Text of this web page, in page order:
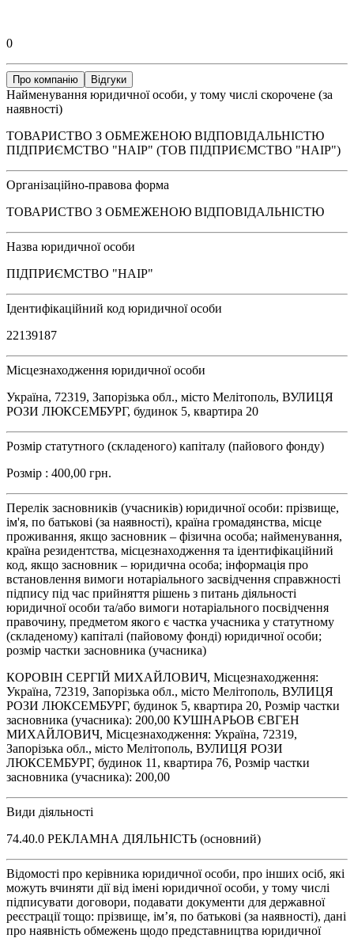
0
Про компанію Відгуки
Найменування юридичної особи, у тому числі скорочене (за
наявності)
ТОВАРИСТВО З ОБМЕЖЕНОЮ ВІДПОВІДАЛЬНІСТЮ
ПІДПРИЄМСТВО "НАІР" (ТОВ ПІДПРИЄМСТВО "НАІР")
Організаційно-правова форма
ТОВАРИСТВО З ОБМЕЖЕНОЮ ВІДПОВІДАЛЬНІСТЮ
Назва юридичної особи
ПІДПРИЄМСТВО "НАІР"
Ідентифікаційний код юридичної особи
22139187
Місцезнаходження юридичної особи
Україна, 72319, Запорізька обл., місто Мелітополь, ВУЛИЦЯ
РОЗИ ЛЮКСЕМБУРГ, будинок 5, квартира 20
Розмір статутного (складеного) капіталу (пайового фонду)
Розмір : 400,00 грн.
Перелік засновників (учасників) юридичної особи: прізвище,
ім'я, по батькові (за наявності), країна громадянства, місце
проживання, якщо засновник – фізична особа; найменування,
країна резидентства, місцезнаходження та ідентифікаційний
код, якщо засновник – юридична особа; інформація про
встановлення вимоги нотаріального засвідчення справжності
підпису під час прийняття рішень з питань діяльності
юридичної особи та/або вимоги нотаріального посвідчення
правочину, предметом якого є частка учасника у статутному
(складеному) капіталі (пайовому фонді) юридичної особи;
розмір частки засновника (учасника)
КОРОВІН СЕРГІЙ МИХАЙЛОВИЧ, Місцезнаходження:
Україна, 72319, Запорізька обл., місто Мелітополь, ВУЛИЦЯ
РОЗИ ЛЮКСЕМБУРГ, будинок 5, квартира 20, Розмір частки
засновника (учасника): 200,00 КУШНАРЬОВ ЄВГЕН
МИХАЙЛОВИЧ, Місцезнаходження: Україна, 72319,
Запорізька обл., місто Мелітополь, ВУЛИЦЯ РОЗИ
ЛЮКСЕМБУРГ, будинок 11, квартира 76, Розмір частки
засновника (учасника): 200,00
Види діяльності
74.40.0 РЕКЛАМНА ДІЯЛЬНІСТЬ (основний)
Відомості про керівника юридичної особи, про інших осіб, які
можуть вчиняти дії від імені юридичної особи, у тому числі
підписувати договори, подавати документи для державної
реєстрації тощо: прізвище, ім’я, по батькові (за наявності), дані
про наявність обмежень щодо представництва юридичної